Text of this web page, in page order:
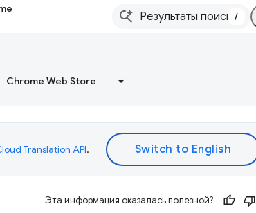
/
Chrome Web Store
Translation API.
Эта информация оказалась полезной?